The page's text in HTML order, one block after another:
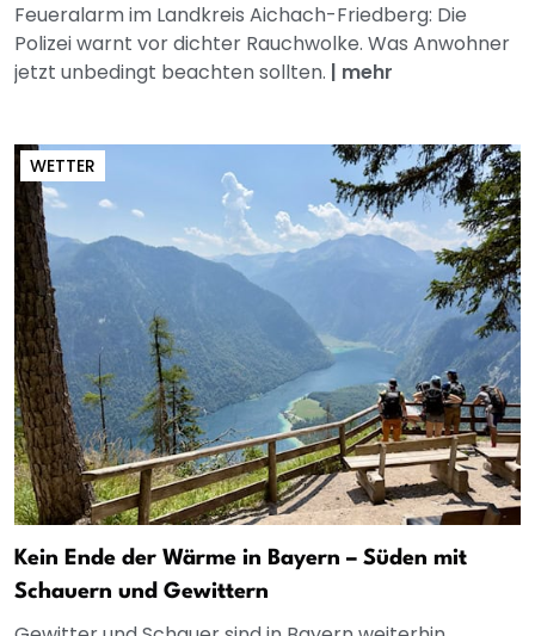
Feueralarm im Landkreis Aichach-Friedberg: Die
Polizei warnt vor dichter Rauchwolke. Was Anwohner
jetzt unbedingt beachten sollten. | mehr
WETTER
Kein Ende der Wärme in Bayern – Süden mit
Schauern und Gewittern